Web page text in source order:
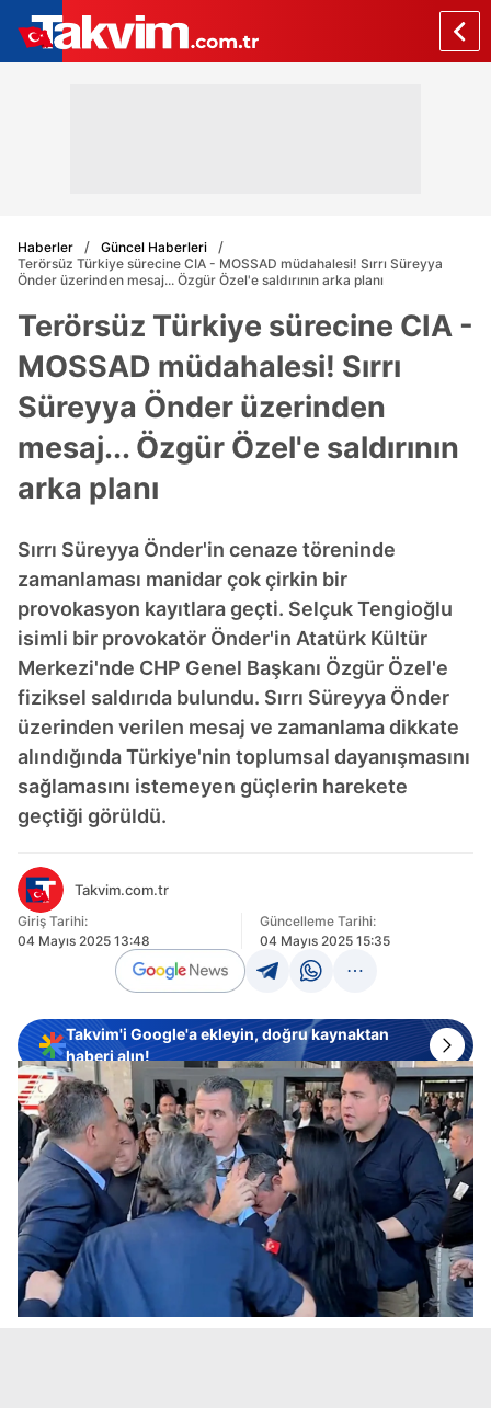
Haberler
Güncel Haberleri
Terörsüz Türkiye sürecine CIA - MOSSAD müdahalesi! Sırrı Süreyya
Önder üzerinden mesaj... Özgür Özel'e saldırının arka planı
Terörsüz Türkiye sürecine CIA -
MOSSAD müdahalesi! Sırrı
Süreyya Önder üzerinden
mesaj... Özgür Özel'e saldırının
arka planı
Sırrı Süreyya Önder'in cenaze töreninde
zamanlaması manidar çok çirkin bir
provokasyon kayıtlara geçti. Selçuk Tengioğlu
isimli bir provokatör Önder'in Atatürk Kültür
Merkezi'nde CHP Genel Başkanı Özgür Özel'e
fiziksel saldırıda bulundu. Sırrı Süreyya Önder
üzerinden verilen mesaj ve zamanlama dikkate
alındığında Türkiye'nin toplumsal dayanışmasını
sağlamasını istemeyen güçlerin harekete
geçtiği görüldü.
Takvim.com.tr
Giriş Tarihi:
04 Mayıs 2025 13:48
Güncelleme Tarihi:
04 Mayıs 2025 15:35
Takvim'i Google'a ekleyin, doğru kaynaktan
haberi alın!